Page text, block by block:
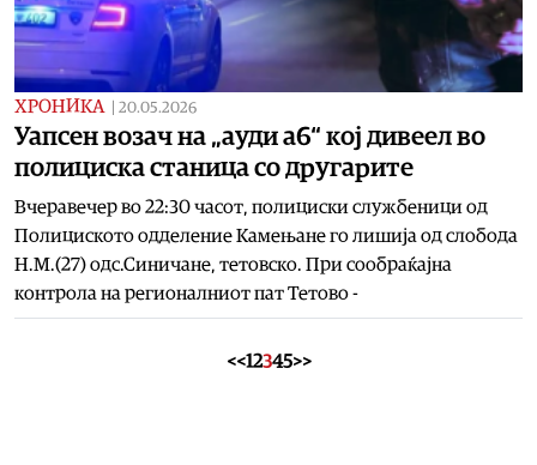
ХРОНИКА 20.05.2026
Уапсен возач на „ауди а6“ кој дивеел во
полициска станица со другарите
Вчеравечер во 22:30 часот, полициски службеници од
Полициското одделение Камењане го лишија од слобода
Н.М.(27) одс.Синичане, тетовско. При сообраќајна
контрола на регионалниот пат Тетово -
<<12345>>